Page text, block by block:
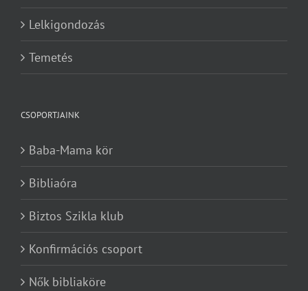
Lelkigondozás
Temetés
CSOPORTJAINK
Baba-Mama kör
Bibliaóra
Biztos Szikla klub
Konfirmációs csoport
Nők bibliaköre